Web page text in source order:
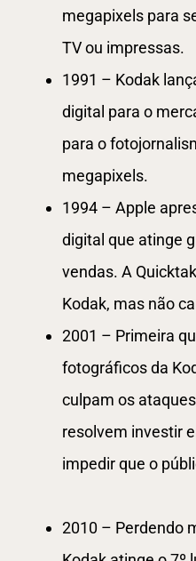
megapixels para
TV ou impressas.
1991 – Kodak
digital para o
para o
megapixels.
1994 – Apple
digital que atinge
vendas. A
Kodak, mas não
2001 – Primeira
fotográficos da
culpam os
resolvem investir
impedir que o
2010 – Perdendo